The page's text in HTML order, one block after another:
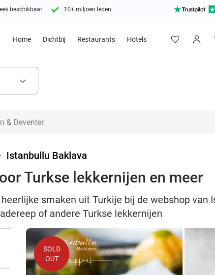
beschikbaar 10+ miljoen leden
Home Dichtbij Restaurants Hotels
keyboard_arrow_down
Istanbullu Baklava
Turkse lekkernijen en meer
smaken uit Turkije bij de webshop van
of andere Turkse lekkernijen
SOLD
OUT